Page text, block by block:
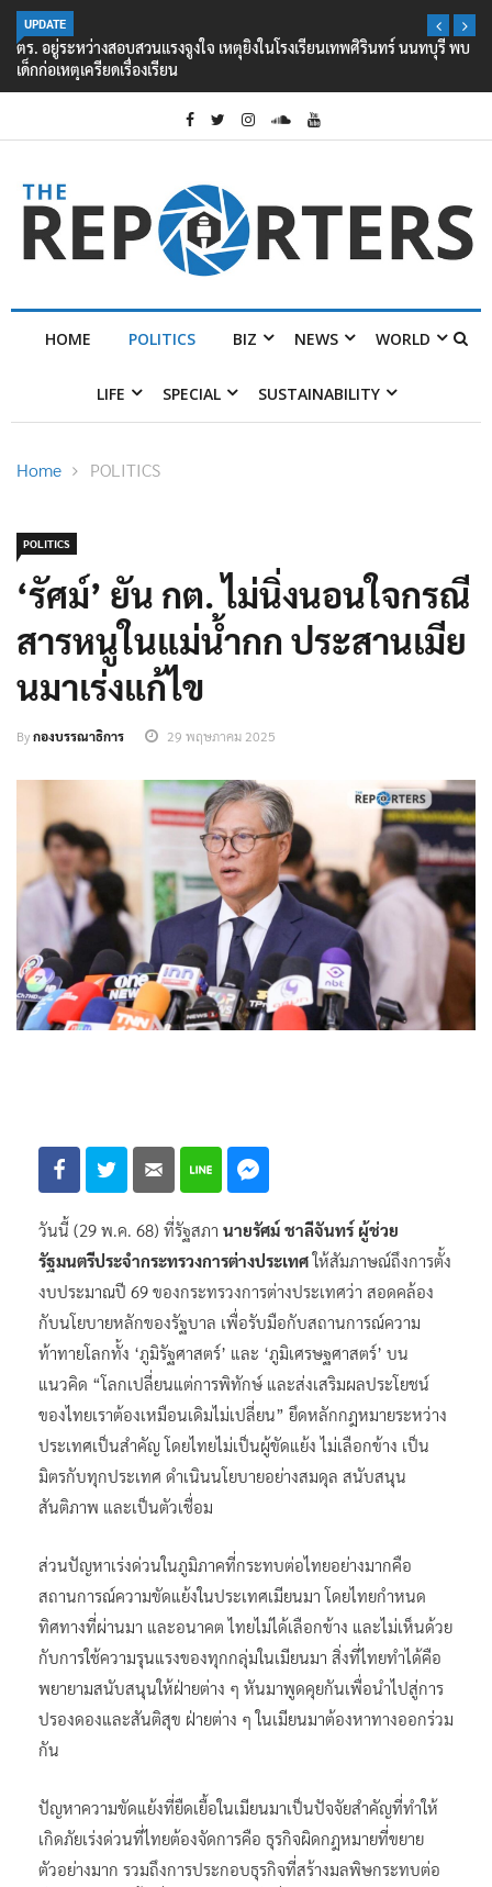
UPDATE
ตร. อยู่ระหว่างสอบสวนแรงจูงใจ เหตุยิงในโรงเรียนเทพศิรินทร์ นนทบุรี พบ
เด็กก่อเหตุเครียดเรื่องเรียน
HOME POLITICS BIZ NEWS WORLD
LIFE SPECIAL SUSTAINABILITY
Home POLITICS
POLITICS
‘รัศม์’ ยัน กต. ไม่นิ่งนอนใจกรณี
สารหนูในแม่น้ำกก ประสานเมีย
นมาเร่งแก้ไข
Byกองบรรณาธิการ 29 พฤษภาคม 2025
วันนี้ (29 พ.ค. 68) ที่รัฐสภา นายรัศม์ ชาลีจันทร์ ผู้ช่วย
รัฐมนตรีประจำกระทรวงการต่างประเทศให้สัมภาษณ์ถึงการตั้ง
งบประมาณปี 69 ของกระทรวงการต่างประเทศว่า สอดคล้อง
กับนโยบายหลักของรัฐบาล เพื่อรับมือกับสถานการณ์ความ
ท้าทายโลกทั้ง ‘ภูมิรัฐศาสตร์’ และ ‘ภูมิเศรษฐศาสตร์’ บน
แนวคิด “โลกเปลี่ยนแต่การพิทักษ์ และส่งเสริมผลประโยชน์
ของไทยเราต้องเหมือนเดิมไม่เปลี่ยน” ยึดหลักกฎหมายระหว่าง
ประเทศเป็นสำคัญ โดยไทยไม่เป็นผู้ขัดแย้ง ไม่เลือกข้าง เป็น
มิตรกับทุกประเทศ ดำเนินนโยบายอย่างสมดุล สนับสนุน
สันติภาพ และเป็นตัวเชื่อม
ส่วนปัญหาเร่งด่วนในภูมิภาคที่กระทบต่อไทยอย่างมากคือ
สถานการณ์ความขัดแย้งในประเทศเมียนมา โดยไทยกำหนด
ทิศทางที่ผ่านมา และอนาคต ไทยไม่ได้เลือกข้าง และไม่เห็นด้วย
กับการใช้ความรุนแรงของทุกกลุ่มในเมียนมา สิ่งที่ไทยทำได้คือ
พยายามสนับสนุนให้ฝ่ายต่าง ๆ หันมาพูดคุยกันเพื่อนำไปสู่การ
ปรองดองและสันติสุข ฝ่ายต่าง ๆ ในเมียนมาต้องหาทางออกร่วม
กัน
ปัญหาความขัดแย้งที่ยืดเยื้อในเมียนมาเป็นปัจจัยสำคัญที่ทำให้
เกิดภัยเร่งด่วนที่ไทยต้องจัดการคือ ธุรกิจผิดกฎหมายที่ขยาย
ตัวอย่างมาก รวมถึงการประกอบธุรกิจที่สร้างมลพิษกระทบต่อ